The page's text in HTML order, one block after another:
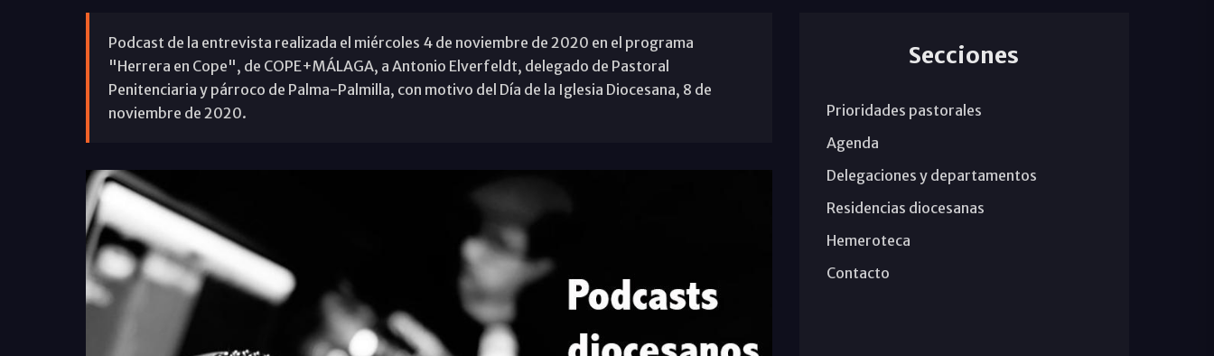
Podcast de la entrevista realizada el miércoles 4 de noviembre de 2020 en el programa
"Herrera en Cope", de COPE+MÁLAGA, a Antonio Elverfeldt, delegado de Pastoral
Penitenciaria y párroco de Palma-Palmilla, con motivo del Día de la Iglesia Diocesana, 8 de
noviembre de 2020.
Secciones
Prioridades pastorales
Agenda
Delegaciones y departamentos
Residencias diocesanas
Hemeroteca
Contacto